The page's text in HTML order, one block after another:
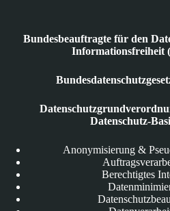
Bundesbeauftragte für den
Informationsfreiheit
Datenschutz-
Anonymisierung &
Berechtigtes